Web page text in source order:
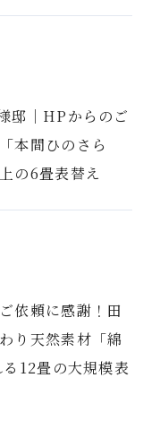
邸｜HPからのご
本間ひのさら
の6畳表替え
依頼に感謝！田
り天然素材「綿
12畳の大規模表